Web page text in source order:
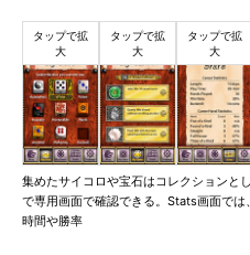
集めたサイコロや宝石はコレクションと
で専用画面で確認できる。Stats画面では
時間や勝率